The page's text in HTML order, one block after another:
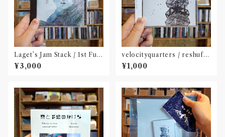
Laget’s Jam Stack / 1st Full
Album『有限の中の永遠』(CD)
¥3,000
velocityquarters / reshuffl
e(CD※ダウンロードカード付
属)〝長野〟
¥1,000